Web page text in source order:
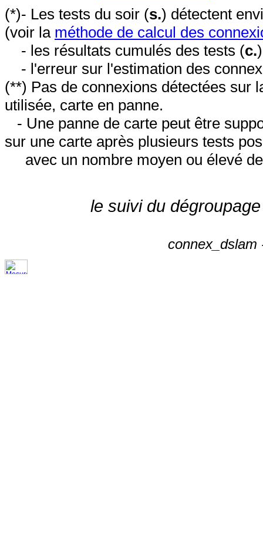
(*)- Les tests du soir (s.) détectent
(voir la méthode de calcul des
- les résultats cumulés des tests (c.
- l'erreur sur l'estimation des
(**) Pas de connexions détectées sur
utilisée, carte en panne.
- Une panne de carte peut être
sur une carte après plusieurs tests
avec un nombre moyen ou élevé
le suivi du
connex_dslam